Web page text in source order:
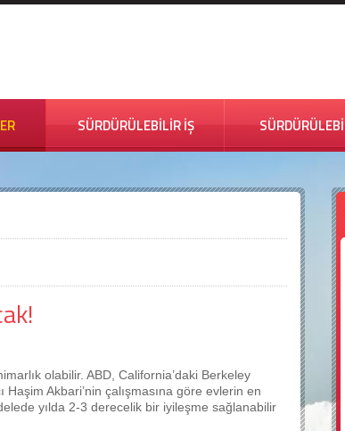
SÜRDÜRÜLEBİLİR İŞ
olabilir. ABD, California’daki Berkeley
Haşim Akbari’nin çalışmasına göre evlerin en
yılda 2-3 derecelik bir iyileşme sağlanabilir